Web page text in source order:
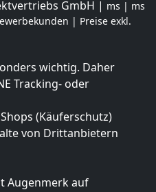
GmbH | ms | ms
| Preise exkl.
wichtig. Daher
Tracking- oder
(Käuferschutz)
von Drittanbietern
Augenmerk auf